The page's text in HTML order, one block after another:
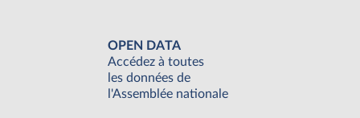
OPEN DATA
Accédez à toutes
les données de
l'Assemblée nationale